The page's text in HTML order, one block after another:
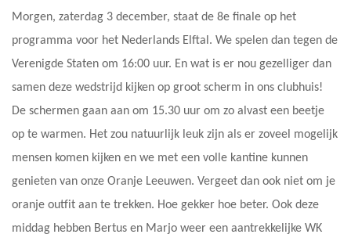
Morgen, zaterdag 3 december, staat de 8e finale op het
programma voor het Nederlands Elftal. We spelen dan tegen de
Verenigde Staten om 16:00 uur. En wat is er nou gezelliger dan
samen deze wedstrijd kijken op groot scherm in ons clubhuis!
De schermen gaan aan om 15.30 uur om zo alvast een beetje
op te warmen. Het zou natuurlijk leuk zijn als er zoveel mogelijk
mensen komen kijken en we met een volle kantine kunnen
genieten van onze Oranje Leeuwen. Vergeet dan ook niet om je
oranje outfit aan te trekken. Hoe gekker hoe beter. Ook deze
middag hebben Bertus en Marjo weer een aantrekkelijke WK